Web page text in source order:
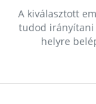
A kiválasztott
tudod irányítani
helyre